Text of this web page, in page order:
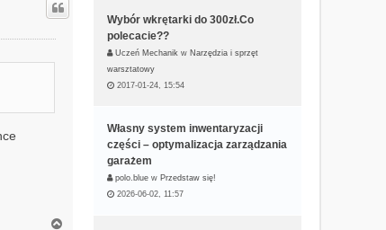
r
Wybór wkrętarki do 300zł.Co
polecacie??
Uczeń Mechanik w Narzędzia i sprzęt
warsztatowy
2017-01-24, 15:54
Własny system inwentaryzacji
części – optymalizacja zarządzania
garażem
polo.blue w Przedstaw się!
2026-06-02, 11:57